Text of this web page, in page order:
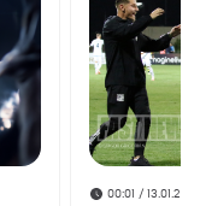
00:01 /